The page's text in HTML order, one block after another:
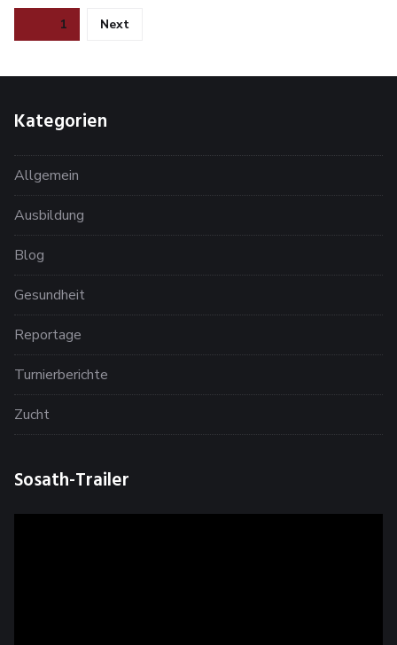
Seitennummerierung
der
Beiträge
1 Next
Kategorien
Allgemein
Ausbildung
Blog
Gesundheit
Reportage
Turnierberichte
Zucht
Sosath-Trailer